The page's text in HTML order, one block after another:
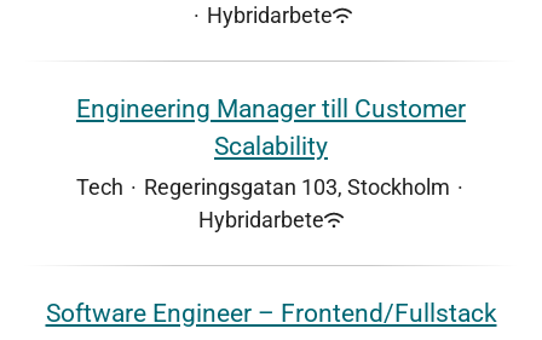
· Hybridarbete
Engineering Manager till Customer
Scalability
Tech · Regeringsgatan 103, Stockholm ·
Hybridarbete
Software Engineer – Frontend/Fullstack